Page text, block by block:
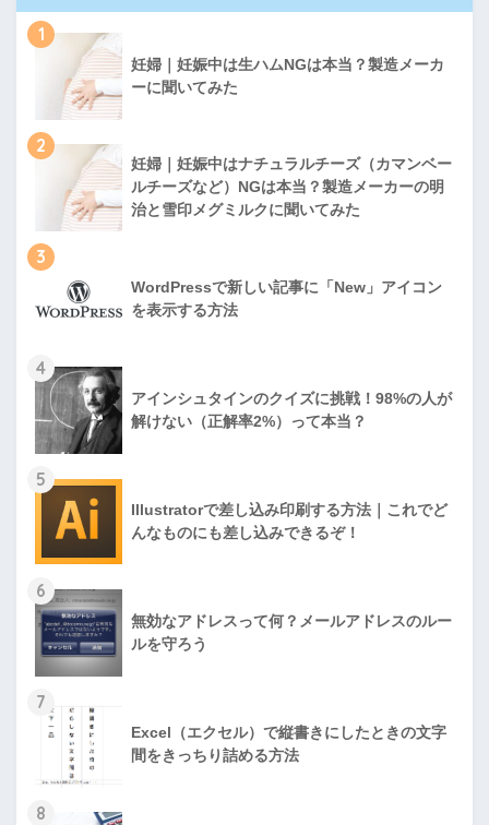
1
妊婦｜妊娠中は生ハムNGは本当？製造メーカ
ーに聞いてみた
2
妊婦｜妊娠中はナチュラルチーズ（カマンベー
ルチーズなど）NGは本当？製造メーカーの明
治と雪印メグミルクに聞いてみた
3
WordPressで新しい記事に「New」アイコン
を表示する方法
4
アインシュタインのクイズに挑戦！98%の人が
解けない（正解率2%）って本当？
5
Illustratorで差し込み印刷する方法｜これでど
んなものにも差し込みできるぞ！
6
無効なアドレスって何？メールアドレスのルー
ルを守ろう
7
Excel（エクセル）で縦書きにしたときの文字
間をきっちり詰める方法
8